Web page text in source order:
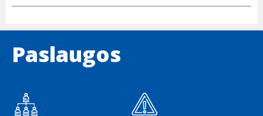
Paslaugos